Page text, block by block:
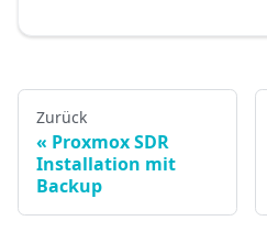
Zurück
Proxmox SDR
Installation mit
Backup